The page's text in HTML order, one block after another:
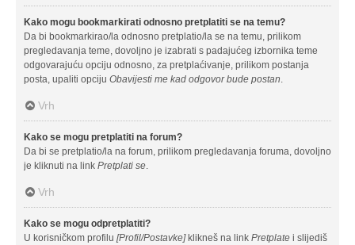
Kako mogu bookmarkirati odnosno pretplatiti se na temu?
Da bi bookmarkirao/la odnosno pretplatio/la se na temu, prilikom
pregledavanja teme, dovoljno je izabrati s padajućeg izbornika teme
odgovarajuću opciju odnosno, za pretplaćivanje, prilikom postanja
posta, upaliti opciju Obavijesti me kad odgovor bude postan.
Vrh
Kako se mogu pretplatiti na forum?
Da bi se pretplatio/la na forum, prilikom pregledavanja foruma, dovoljno
je kliknuti na link Pretplati se.
Vrh
Kako se mogu odpretplatiti?
U korisničkom profilu [Profil/Postavke]klikneš na link Pretplate i slijediš